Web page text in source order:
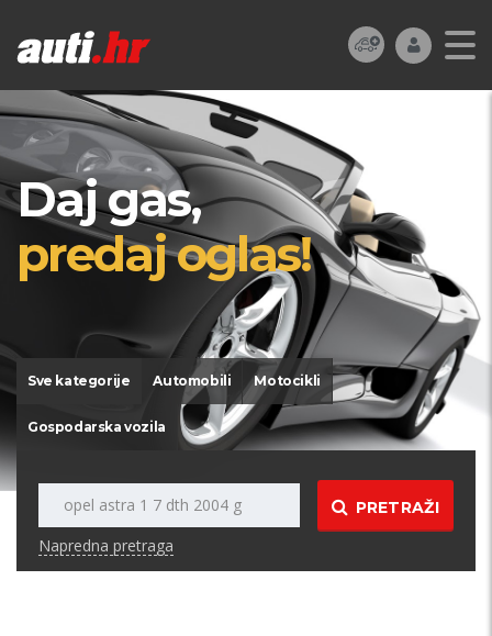
Daj gas,
predaj oglas!
Sve kategorije Automobili Motocikli
Gospodarska vozila
PRETRAŽI
Napredna pretraga